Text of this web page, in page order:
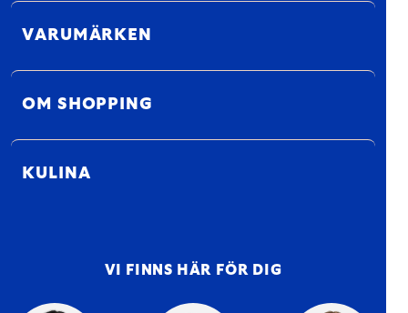
VARUMÄRKEN
OM SHOPPING
KULINA
VI FINNS HÄR FÖR DIG